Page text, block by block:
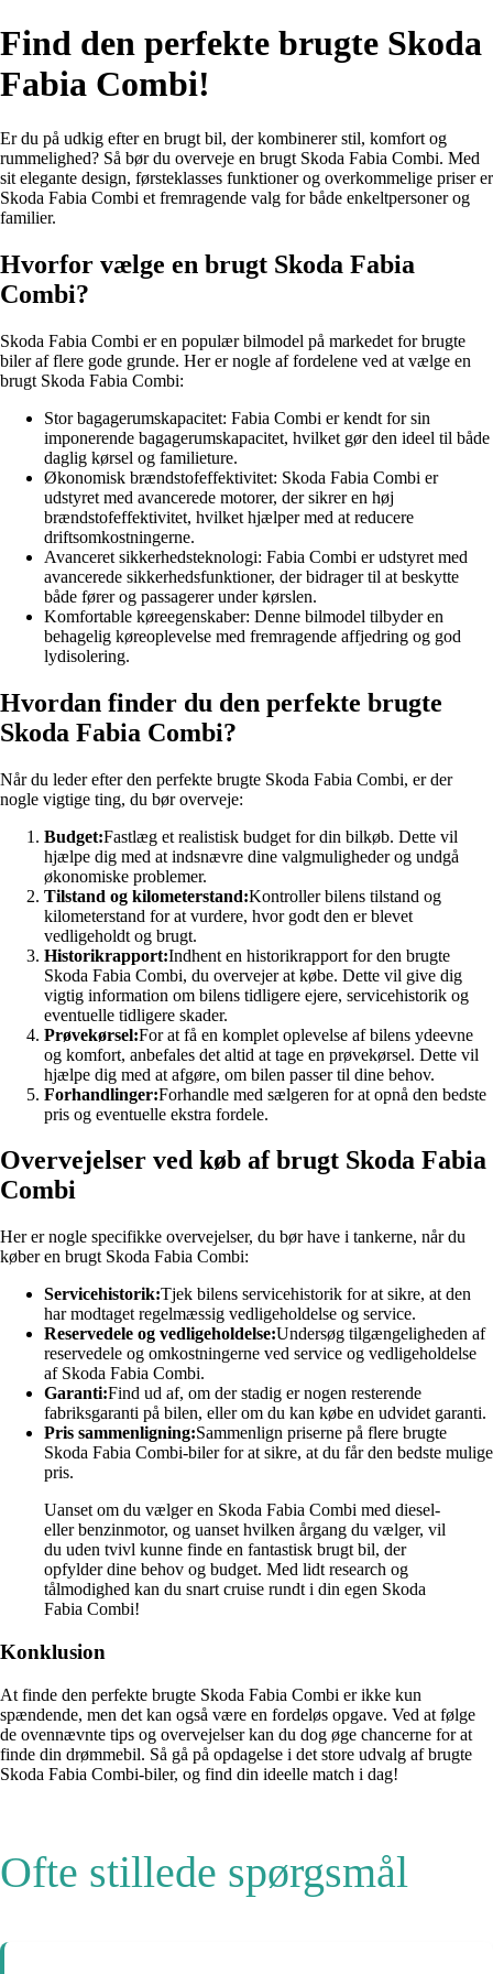
Find den perfekte brugte Skoda
Fabia Combi!
Er du på udkig efter en brugt bil, der kombinerer stil, komfort og
rummelighed? Så bør du overveje en brugt Skoda Fabia Combi. Med
sit elegante design, førsteklasses funktioner og overkommelige priser er
Skoda Fabia Combi et fremragende valg for både enkeltpersoner og
familier.
Hvorfor vælge en brugt Skoda Fabia
Combi?
Skoda Fabia Combi er en populær bilmodel på markedet for brugte
biler af flere gode grunde. Her er nogle af fordelene ved at vælge en
brugt Skoda Fabia Combi:
Stor bagagerumskapacitet: Fabia Combi er kendt for sin
imponerende bagagerumskapacitet, hvilket gør den ideel til både
daglig kørsel og familieture.
Økonomisk brændstofeffektivitet: Skoda Fabia Combi er
udstyret med avancerede motorer, der sikrer en høj
brændstofeffektivitet, hvilket hjælper med at reducere
driftsomkostningerne.
Avanceret sikkerhedsteknologi: Fabia Combi er udstyret med
avancerede sikkerhedsfunktioner, der bidrager til at beskytte
både fører og passagerer under kørslen.
Komfortable køreegenskaber: Denne bilmodel tilbyder en
behagelig køreoplevelse med fremragende affjedring og god
lydisolering.
Hvordan finder du den perfekte brugte
Skoda Fabia Combi?
Når du leder efter den perfekte brugte Skoda Fabia Combi, er der
nogle vigtige ting, du bør overveje:
Budget:Fastlæg et realistisk budget for din bilkøb. Dette vil
hjælpe dig med at indsnævre dine valgmuligheder og undgå
økonomiske problemer.
Tilstand og kilometerstand:Kontroller bilens tilstand og
kilometerstand for at vurdere, hvor godt den er blevet
vedligeholdt og brugt.
Historikrapport:Indhent en historikrapport for den brugte
Skoda Fabia Combi, du overvejer at købe. Dette vil give dig
vigtig information om bilens tidligere ejere, servicehistorik og
eventuelle tidligere skader.
Prøvekørsel:For at få en komplet oplevelse af bilens ydeevne
og komfort, anbefales det altid at tage en prøvekørsel. Dette vil
hjælpe dig med at afgøre, om bilen passer til dine behov.
Forhandlinger:Forhandle med sælgeren for at opnå den bedste
pris og eventuelle ekstra fordele.
Overvejelser ved køb af brugt Skoda Fabia
Combi
Her er nogle specifikke overvejelser, du bør have i tankerne, når du
køber en brugt Skoda Fabia Combi:
Servicehistorik:Tjek bilens servicehistorik for at sikre, at den
har modtaget regelmæssig vedligeholdelse og service.
Reservedele og vedligeholdelse:Undersøg tilgængeligheden af
reservedele og omkostningerne ved service og vedligeholdelse
af Skoda Fabia Combi.
Garanti:Find ud af, om der stadig er nogen resterende
fabriksgaranti på bilen, eller om du kan købe en udvidet garanti.
Pris sammenligning:Sammenlign priserne på flere brugte
Skoda Fabia Combi-biler for at sikre, at du får den bedste mulige
pris.
Uanset om du vælger en Skoda Fabia Combi med diesel-
eller benzinmotor, og uanset hvilken årgang du vælger, vil
du uden tvivl kunne finde en fantastisk brugt bil, der
opfylder dine behov og budget. Med lidt research og
tålmodighed kan du snart cruise rundt i din egen Skoda
Fabia Combi!
Konklusion
At finde den perfekte brugte Skoda Fabia Combi er ikke kun
spændende, men det kan også være en fordeløs opgave. Ved at følge
de ovennævnte tips og overvejelser kan du dog øge chancerne for at
finde din drømmebil. Så gå på opdagelse i det store udvalg af brugte
Skoda Fabia Combi-biler, og find din ideelle match i dag!
Ofte stillede spørgsmål